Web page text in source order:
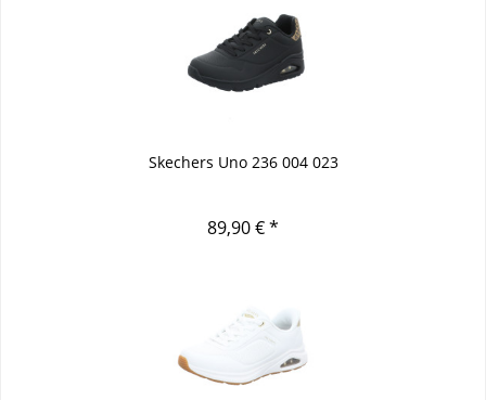
Skechers Uno 236 004 023
89,90 € *